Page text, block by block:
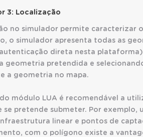
3: Localização
no simulador permite caracterizar
o simulador apresenta todas as
direta nesta
geometria pretendida e
a geometria no mapa.
módulo LUA é recomendável a
se pretende submeter. Por
linear e pontos de
com o polígono existe a